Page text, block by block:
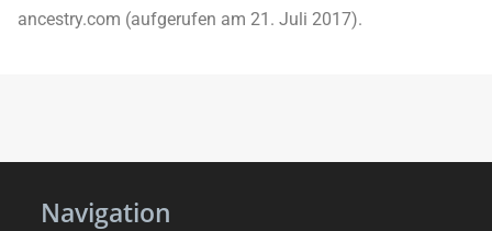
ancestry.com (aufgerufen am 21. Juli 2017).
Navigation